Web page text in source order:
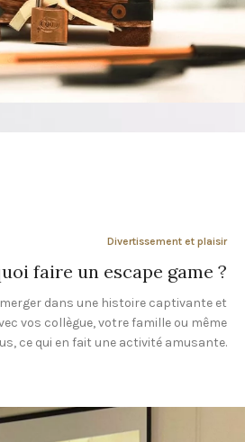
Divertissement et plaisir
faire un escape game ?
dans une histoire captivante et
vos collègue, votre famille ou même
ce qui en fait une activité amusante.